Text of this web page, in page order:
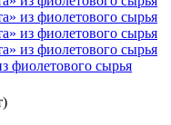
фиолетового сырья